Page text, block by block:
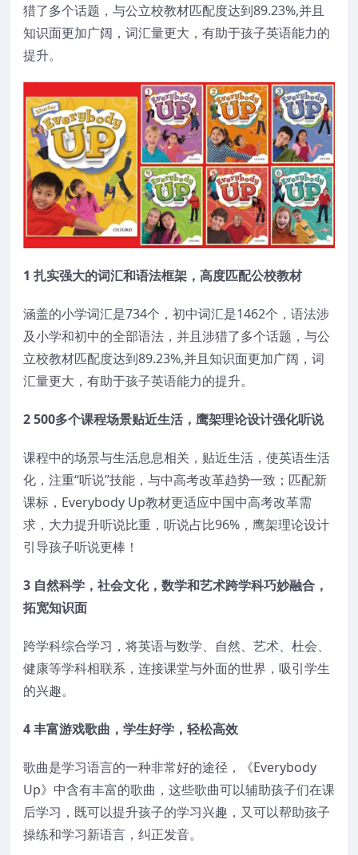
猎了多个话题，与公立校教材匹配度达到89.23%,并且
知识面更加广阔，词汇量更大，有助于孩子英语能力的
提升。
1 扎实强大的词汇和语法框架，高度匹配公校教材
涵盖的小学词汇是734个，初中词汇是1462个，语法涉
及小学和初中的全部语法，并且涉猎了多个话题，与公
立校教材匹配度达到89.23%,并且知识面更加广阔，词
汇量更大，有助于孩子英语能力的提升。
2 500多个课程场景贴近生活，鹰架理论设计强化听说
课程中的场景与生活息息相关，贴近生活，使英语生活
化，注重“听说”技能，与中高考改革趋势一致；匹配新
课标，Everybody Up教材更适应中国中高考改革需
求，大力提升听说比重，听说占比96%，鹰架理论设计
引导孩子听说更棒！
3 自然科学，社会文化，数学和艺术跨学科巧妙融合，
拓宽知识面
跨学科综合学习，将英语与数学、自然、艺术、杜会、
健康等学科相联系，连接课堂与外面的世界，吸引学生
的兴趣。
4 丰富游戏歌曲，学生好学，轻松高效
歌曲是学习语言的一种非常好的途径，《Everybody
Up》中含有丰富的歌曲，这些歌曲可以辅助孩子们在课
后学习，既可以提升孩子的学习兴趣，又可以帮助孩子
操练和学习新语言，纠正发音。